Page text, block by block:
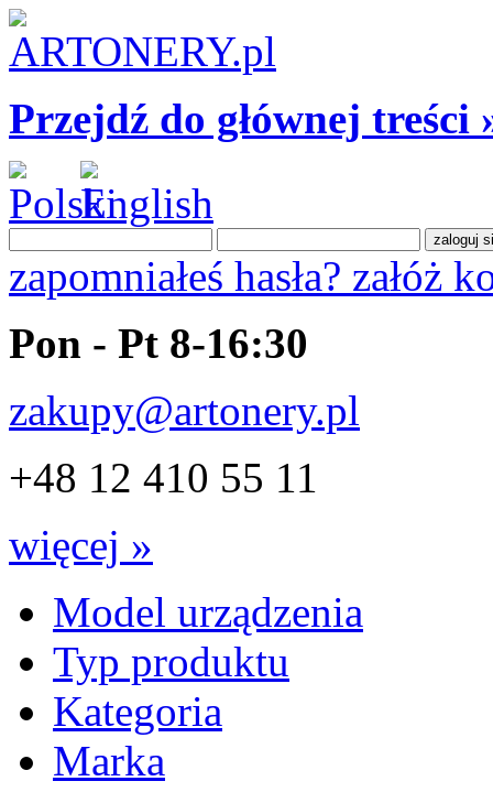
Przejdź do głównej treści
zapomniałeś hasła? załóż
Pon - Pt 8-16:30
zakupy@artonery.pl
+48 12 410 55 11
więcej »
Model urządzenia
Typ produktu
Kategoria
Marka